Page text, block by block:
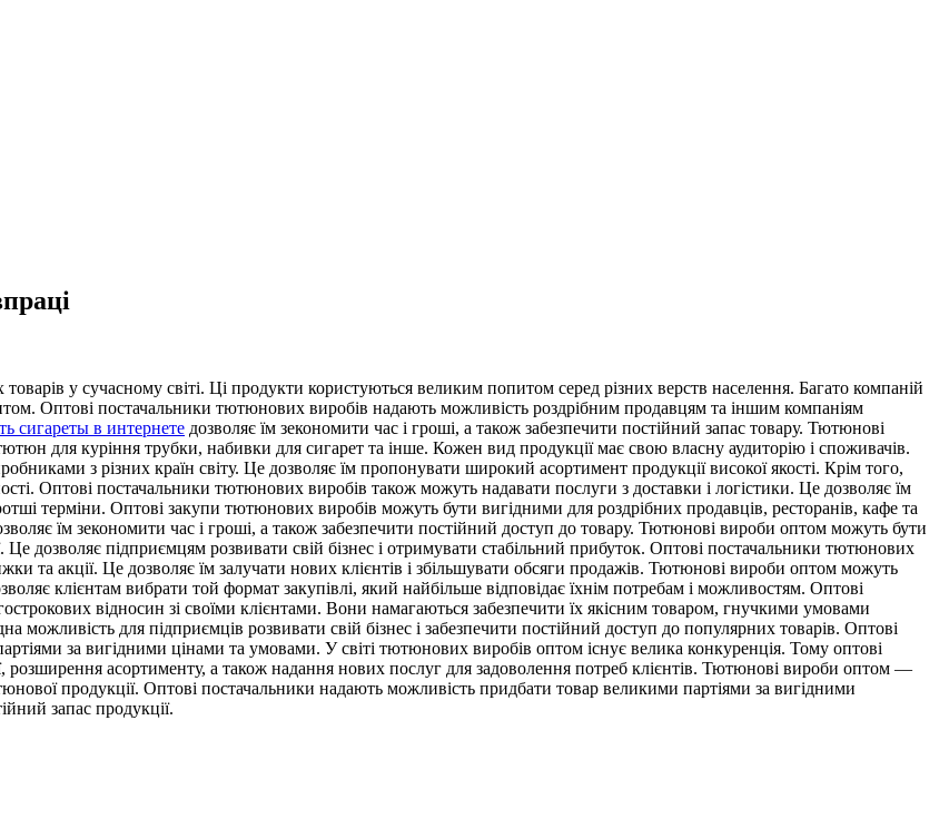
у сучасному світі. Ці продукти користуються великим попитом серед різних верств населення. Багато компаній
Оптові постачальники тютюнових виробів надають можливість роздрібним продавцям та іншим компаніям
сигареты в интернете дозволяє їм зекономити час і гроші, а також забезпечити постійний запас товару. Тютюнові
для куріння трубки, набивки для сигарет та інше. Кожен вид продукції має свою власну аудиторію і споживачів.
з різних країн світу. Це дозволяє їм пропонувати широкий асортимент продукції високої якості. Крім того,
Оптові постачальники тютюнових виробів також можуть надавати послуги з доставки і логістики. Це дозволяє їм
терміни. Оптові закупи тютюнових виробів можуть бути вигідними для роздрібних продавців, ресторанів, кафе та
їм зекономити час і гроші, а також забезпечити постійний доступ до товару. Тютюнові вироби оптом можуть бути
Це дозволяє підприємцям розвивати свій бізнес і отримувати стабільний прибуток. Оптові постачальники тютюнових
та акції. Це дозволяє їм залучати нових клієнтів і збільшувати обсяги продажів. Тютюнові вироби оптом можуть
клієнтам вибрати той формат закупівлі, який найбільше відповідає їхнім потребам і можливостям. Оптові
відносин зі своїми клієнтами. Вони намагаються забезпечити їх якісним товаром, гнучкими умовами
для підприємців розвивати свій бізнес і забезпечити постійний доступ до популярних товарів. Оптові
за вигідними цінами та умовами. У світі тютюнових виробів оптом існує велика конкуренція. Тому оптові
розширення асортименту, а також надання нових послуг для задоволення потреб клієнтів. Тютюнові вироби оптом —
продукції. Оптові постачальники надають можливість придбати товар великими партіями за вигідними
запас продукції.